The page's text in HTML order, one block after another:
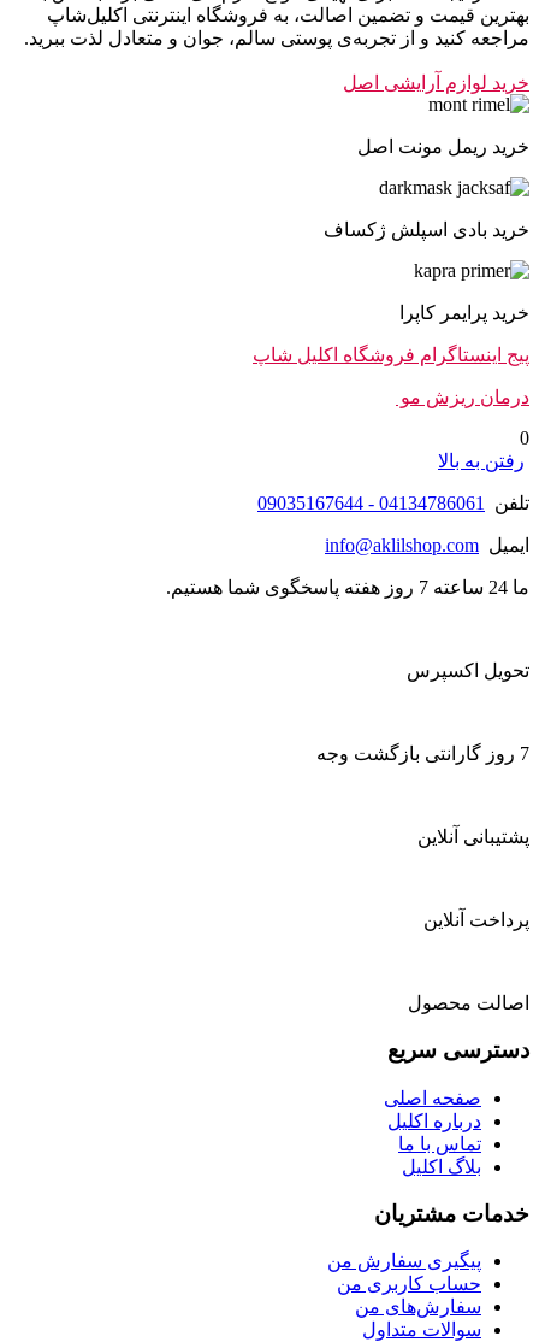
بهترین قیمت و تضمین اصالت، به فروشگاه اینترنتی اکلیل‌شاپ
مراجعه کنید و از تجربه‌ی پوستی سالم، جوان و متعادل لذت ببرید.
خرید لوازم آرایشی اصل
خرید ریمل مونت اصل
خرید بادی اسپلش ژکساف
خرید پرایمر کاپرا
پیج اینستاگرام فروشگاه اکلیل شاپ
درمان ریزش مو
0
رفتن به بالا
تلفن 04134786061 - 09035167644
ایمیل info@aklilshop.com
ما 24 ساعته 7 روز هفته پاسخگوی شما هستیم.
تحویل اکسپرس
7 روز گارانتی بازگشت وجه
پشتیبانی آنلاین
پرداخت آنلاین
اصالت محصول
دسترسی سریع
صفحه اصلی
درباره اکلیل
تماس با ما
بلاگ اکلیل
خدمات مشتریان
پیگیری سفارش من
حساب کاربری من
سفارش‌های من
سوالات متداول